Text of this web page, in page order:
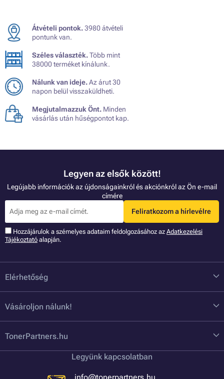
Átvételi pontok.3980 átvételi
pontunk van.
Széles választék.Több mint
38000 terméket kínálunk.
Nálunk van ideje.Az árut 30
napon belül visszaküldheti.
Megjutalmazzuk Önt. Minden
vásárlás után hűségpontot kap.
Legyen az elsők között!
Legújabb információk az újdonságainkról és akciónkról az Ön e-mail
címére
Feliratkozom a hírlevélre
Hozzájárulok a szémelyes adataim feldolgozásához az Adatkezelési
Tájékoztató alapján.
Elérhetőség
Vásároljon nálunk!
TonerPartners.hu
Legyünk kapcsolatban
info@tonerpartners.hu